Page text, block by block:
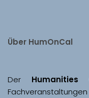
Über HumOnCal
Der